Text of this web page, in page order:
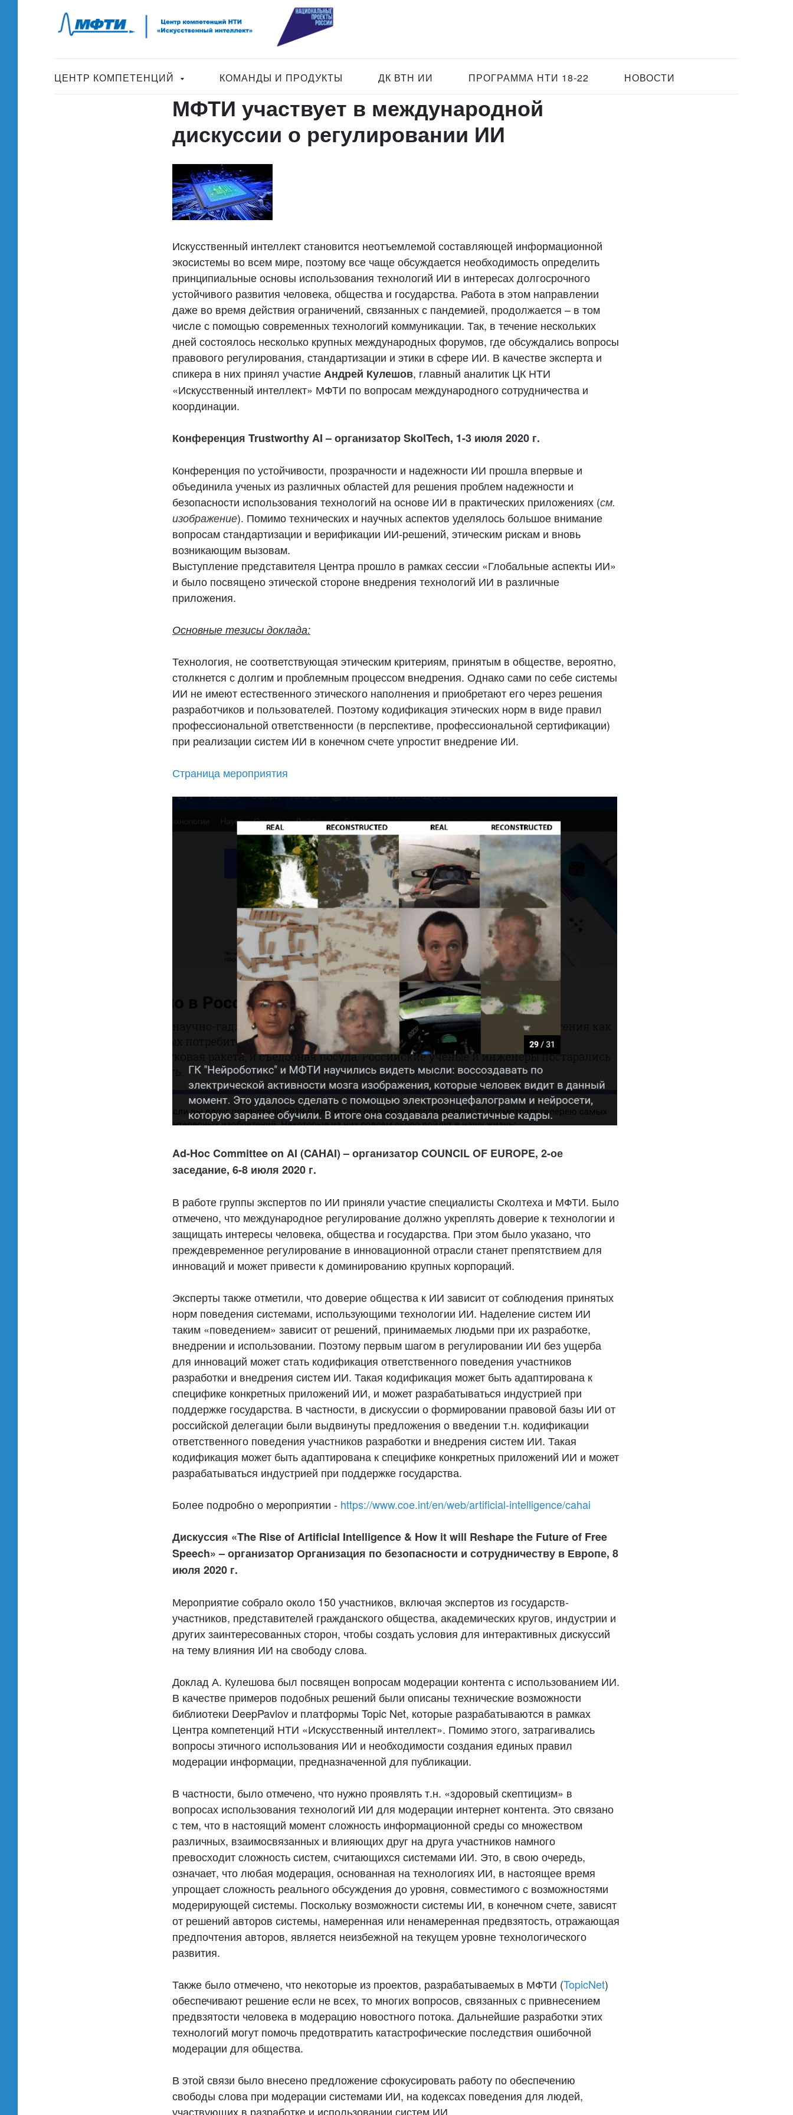
ЦЕНТР КОМПЕТЕНЦИЙ КОМАНДЫ И ПРОДУКТЫ ДК ВТН ИИ ПРОГРАММА НТИ 18-22 НОВОСТИ
МФТИ участвует в международной
дискуссии о регулировании ИИ
Искусственный интеллект становится неотъемлемой составляющей информационной
экосистемы во всем мире, поэтому все чаще обсуждается необходимость определить
принципиальные основы использования технологий ИИ в интересах долгосрочного
устойчивого развития человека, общества и государства. Работа в этом направлении
даже во время действия ограничений, связанных с пандемией, продолжается – в том
числе с помощью современных технологий коммуникации. Так, в течение нескольких
дней состоялось несколько крупных международных форумов, где обсуждались вопросы
правового регулирования, стандартизации и этики в сфере ИИ. В качестве эксперта и
спикера в них принял участиеАндрей Кулешов, главный аналитик ЦК НТИ
«Искусственный интеллект» МФТИ по вопросам международного сотрудничества и
координации.
Конференция Trustworthy AI – организатор SkolTech, 1-3 июля 2020 г.
Конференция по устойчивости, прозрачности и надежности ИИ прошла впервые и
объединила ученых из различных областей для решения проблем надежности и
безопасности использования технологий на основе ИИ в практических приложениях (см.
изображение). Помимо технических и научных аспектов уделялось большое внимание
вопросам стандартизации и верификации ИИ-решений, этическим рискам и вновь
возникающим вызовам.
Выступление представителя Центра прошло в рамках сессии «Глобальные аспекты ИИ»
и было посвящено этической стороне внедрения технологий ИИ в различные
приложения.
Основные тезисы доклада:
Технология, не соответствующая этическим критериям, принятым в обществе, вероятно,
столкнется с долгим и проблемным процессом внедрения. Однако сами по себе системы
ИИ не имеют естественного этического наполнения и приобретают его через решения
разработчиков и пользователей. Поэтому кодификация этических норм в виде правил
профессиональной ответственности (в перспективе, профессиональной сертификации)
при реализации систем ИИ в конечном счете упростит внедрение ИИ.
Страница мероприятия
Ad-Hoc Committee on AI (CAHAI) – организатор COUNCIL OF EUROPE, 2-ое
заседание, 6-8 июля 2020 г.
В работе группы экспертов по ИИ приняли участие специалисты Сколтеха и МФТИ. Было
отмечено, что международное регулирование должно укреплять доверие к технологии и
защищать интересы человека, общества и государства. При этом было указано, что
преждевременное регулирование в инновационной отрасли станет препятствием для
инноваций и может привести к доминированию крупных корпораций.
Эксперты также отметили, что доверие общества к ИИ зависит от соблюдения принятых
норм поведения системами, использующими технологии ИИ. Наделение систем ИИ
таким «поведением» зависит от решений, принимаемых людьми при их разработке,
внедрении и использовании. Поэтому первым шагом в регулировании ИИ без ущерба
для инноваций может стать кодификация ответственного поведения участников
разработки и внедрения систем ИИ. Такая кодификация может быть адаптирована к
специфике конкретных приложений ИИ, и может разрабатываться индустрией при
поддержке государства. В частности, в дискуссии о формировании правовой базы ИИ от
российской делегации были выдвинуты предложения о введении т.н. кодификации
ответственного поведения участников разработки и внедрения систем ИИ. Такая
кодификация может быть адаптирована к специфике конкретных приложений ИИ и может
разрабатываться индустрией при поддержке государства.
Более подробно о мероприятии - https://www.coe.int/en/web/artificial-intelligence/cahai
Дискуссия «The Rise of Artificial Intelligence & How it will Reshape the Future of Free
Speech» – организатор Организация по безопасности и сотрудничеству в Европе, 8
июля 2020 г.
Мероприятие собрало около 150 участников, включая экспертов из государств-
участников, представителей гражданского общества, академических кругов, индустрии и
других заинтересованных сторон, чтобы создать условия для интерактивных дискуссий
на тему влияния ИИ на свободу слова.
Доклад А. Кулешова был посвящен вопросам модерации контента с использованием ИИ.
В качестве примеров подобных решений были описаны технические возможности
библиотеки DeepPavlov и платформы Topic Net, которые разрабатываются в рамках
Центра компетенций НТИ «Искусственный интеллект». Помимо этого, затрагивались
вопросы этичного использования ИИ и необходимости создания единых правил
модерации информации, предназначенной для публикации.
В частности, было отмечено, что нужно проявлять т.н. «здоровый скептицизм» в
вопросах использования технологий ИИ для модерации интернет контента. Это связано
с тем, что в настоящий момент сложность информационной среды со множеством
различных, взаимосвязанных и влияющих друг на друга участников намного
превосходит сложность систем, считающихся системами ИИ. Это, в свою очередь,
означает, что любая модерация, основанная на технологиях ИИ, в настоящее время
упрощает сложность реального обсуждения до уровня, совместимого с возможностями
модерирующей системы. Поскольку возможности системы ИИ, в конечном счете, зависят
от решений авторов системы, намеренная или ненамеренная предвзятость, отражающая
предпочтения авторов, является неизбежной на текущем уровне технологического
развития.
Также было отмечено, что некоторые из проектов, разрабатываемых в МФТИ (TopicNet)
обеспечивают решение если не всех, то многих вопросов, связанных с привнесением
предвзятости человека в модерацию новостного потока. Дальнейшие разработки этих
технологий могут помочь предотвратить катастрофические последствия ошибочной
модерации для общества.
В этой связи было внесено предложение сфокусировать работу по обеспечению
свободы слова при модерации системами ИИ, на кодексах поведения для людей,
участвующих в разработке и использовании систем ИИ.